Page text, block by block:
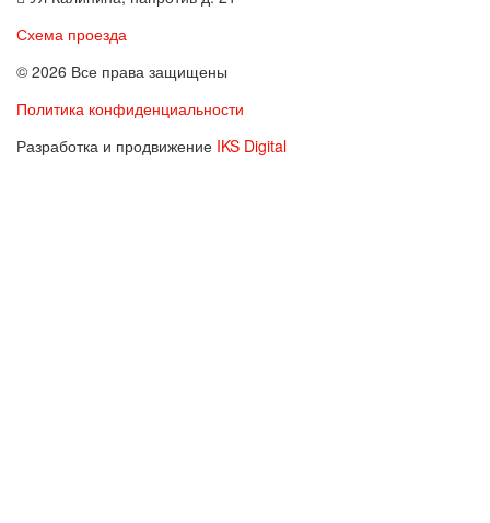
Схема проезда
© 2026 Все права защищены
Политика конфиденциальности
Разработка и продвижение IKS Digital